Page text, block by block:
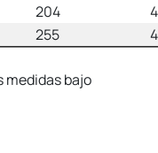
204
255
bajo